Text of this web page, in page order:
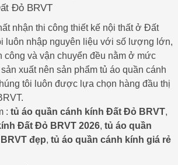
Đỏ BRVT
nhận thi công thiết kế nội thất ở Đất
luôn nhập nguyên liệu với số lượng lớn,
công và vận chuyển đều nằm ở mức
xuất nên sản phẩm tủ áo quần cánh
tôi luôn được lựa chọn hàng đầu thị
: tủ áo quần cánh kính Đất Đỏ BRVT,
Đất Đỏ BRVT 2026, tủ áo quần
đẹp, tủ áo quần cánh kính giá rẻ